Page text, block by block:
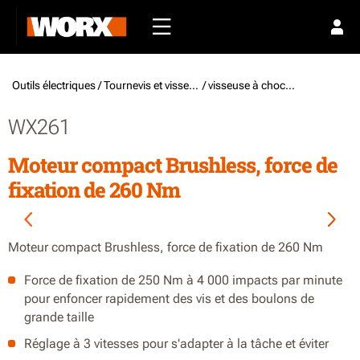
Outils électriques / Tournevis et visseuse / visseuse à choc à batterie
WX261
Moteur compact Brushless, force de
fixation de 260 Nm
Moteur compact Brushless, force de fixation de 260 Nm
Force de fixation de 250 Nm à 4 000 impacts par minute
pour enfoncer rapidement des vis et des boulons de
grande taille
Réglage à 3 vitesses pour s'adapter à la tâche et éviter